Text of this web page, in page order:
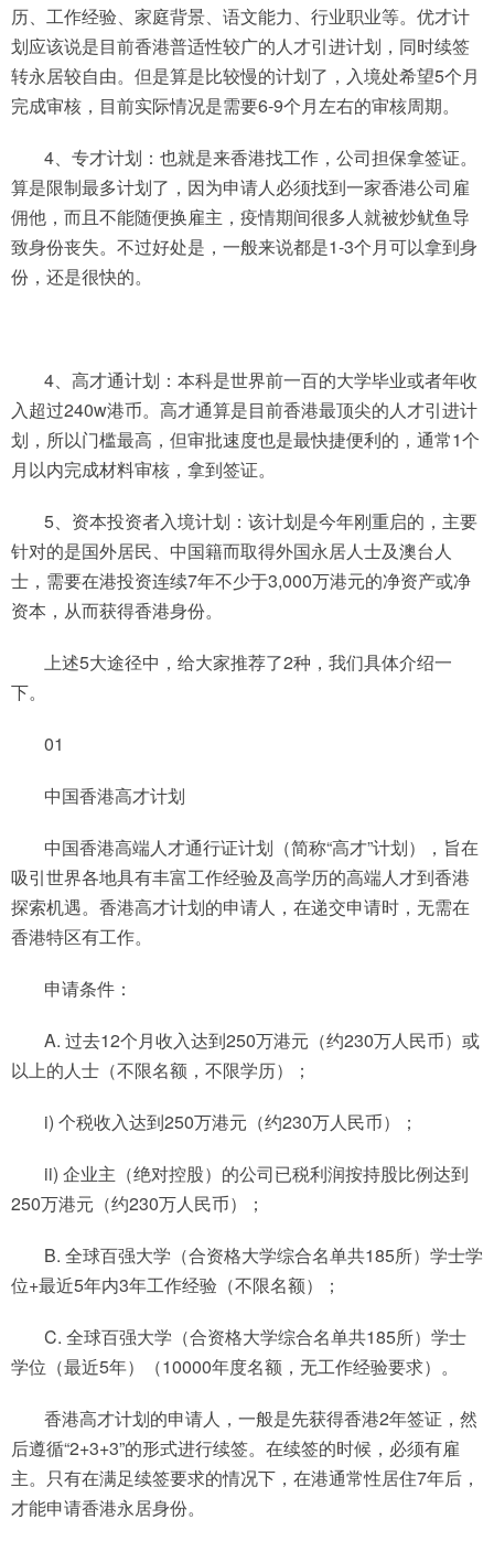
历、工作经验、家庭背景、语文能力、行业职业等。优才计
划应该说是目前香港普适性较广的人才引进计划，同时续签
转永居较自由。但是算是比较慢的计划了，入境处希望5个月
完成审核，目前实际情况是需要6-9个月左右的审核周期。
4、专才计划：也就是来香港找工作，公司担保拿签证。
算是限制最多计划了，因为申请人必须找到一家香港公司雇
佣他，而且不能随便换雇主，疫情期间很多人就被炒鱿鱼导
致身份丧失。不过好处是，一般来说都是1-3个月可以拿到身
份，还是很快的。
4、高才通计划：本科是世界前一百的大学毕业或者年收
入超过240w港币。高才通算是目前香港最顶尖的人才引进计
划，所以门槛最高，但审批速度也是最快捷便利的，通常1个
月以内完成材料审核，拿到签证。
5、资本投资者入境计划：该计划是今年刚重启的，主要
针对的是国外居民、中国籍而取得外国永居人士及澳台人
士，需要在港投资连续7年不少于3,000万港元的净资产或净
资本，从而获得香港身份。
上述5大途径中，给大家推荐了2种，我们具体介绍一
下。
01
中国香港高才计划
中国香港高端人才通行证计划（简称“高才”计划），旨在
吸引世界各地具有丰富工作经验及高学历的高端人才到香港
探索机遇。香港高才计划的申请人，在递交申请时，无需在
香港特区有工作。
申请条件：
A. 过去12个月收入达到250万港元（约230万人民币）或
以上的人士（不限名额，不限学历）；
i) 个税收入达到250万港元（约230万人民币）；
ii) 企业主（绝对控股）的公司已税利润按持股比例达到
250万港元（约230万人民币）；
B. 全球百强大学（合资格大学综合名单共185所）学士学
位+最近5年内3年工作经验（不限名额）；
C. 全球百强大学（合资格大学综合名单共185所）学士
学位（最近5年）（10000年度名额，无工作经验要求）。
香港高才计划的申请人，一般是先获得香港2年签证，然
后遵循“2+3+3”的形式进行续签。在续签的时候，必须有雇
主。只有在满足续签要求的情况下，在港通常性居住7年后，
才能申请香港永居身份。